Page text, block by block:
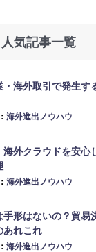
人気記事一覧
・海外取引で発生す
海外進出ノウハウ
外クラウドを安心
海外進出ノウハウ
手形はないの？貿易
あれこれ
海外進出ノウハウ